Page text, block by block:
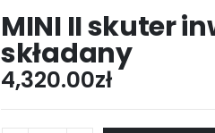
MINI II skuter
składany
4,320.00zł